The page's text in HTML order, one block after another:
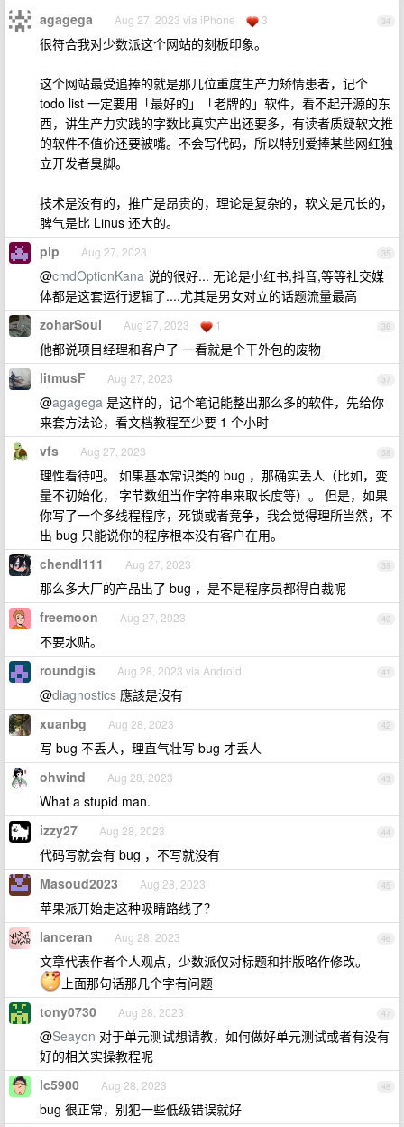
34
agagega Aug 27, 2023 via iPhone 3
很符合我对少数派这个网站的刻板印象。
这个网站最受追捧的就是那几位重度生产力矫情患者，记个
todo list 一定要用「最好的」「老牌的」软件，看不起开源的东
西，讲生产力实践的字数比真实产出还要多，有读者质疑软文推
的软件不值价还要被嘴。不会写代码，所以特别爱捧某些网红独
立开发者臭脚。
技术是没有的，推广是昂贵的，理论是复杂的，软文是冗长的，
脾气是比 Linus 还大的。
35
plp Aug 27, 2023
@cmdOptionKana 说的很好... 无论是小红书,抖音,等等社交媒
体都是这套运行逻辑了....尤其是男女对立的话题流量最高
36
zoharSoul Aug 27, 2023 1
他都说项目经理和客户了 一看就是个干外包的废物
37
litmusF Aug 27, 2023
@agagega 是这样的，记个笔记能整出那么多的软件，先给你
来套方法论，看文档教程至少要 1 个小时
38
vfs Aug 27, 2023
理性看待吧。 如果基本常识类的 bug ，那确实丢人（比如，变
量不初始化， 字节数组当作字符串来取长度等）。 但是，如果
你写了一个多线程程序，死锁或者竞争，我会觉得理所当然，不
出 bug 只能说你的程序根本没有客户在用。
39
chendl111 Aug 27, 2023
那么多大厂的产品出了 bug ，是不是程序员都得自裁呢
40
freemoon Aug 27, 2023
不要水贴。
41
roundgis Aug 28, 2023 via Android
@diagnostics 應該是沒有
42
xuanbg Aug 28, 2023
写 bug 不丢人，理直气壮写 bug 才丢人
43
ohwind Aug 28, 2023
What a stupid man.
44
izzy27 Aug 28, 2023
代码写就会有 bug ，不写就没有
45
Masoud2023 Aug 28, 2023
苹果派开始走这种吸睛路线了？
46
lanceran Aug 28, 2023
文章代表作者个人观点，少数派仅对标题和排版略作修改。
上面那句话那几个字有问题
47
tony0730 Aug 28, 2023
@Seayon 对于单元测试想请教，如何做好单元测试或者有没有
好的相关实操教程呢
48
lc5900 Aug 28, 2023
bug 很正常，别犯一些低级错误就好